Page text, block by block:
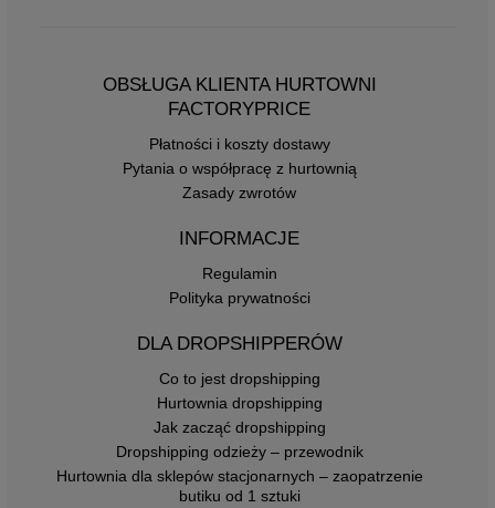
OBSŁUGA KLIENTA HURTOWNI
FACTORYPRICE
Płatności i koszty dostawy
Pytania o współpracę z hurtownią
Zasady zwrotów
INFORMACJE
Regulamin
Polityka prywatności
DLA DROPSHIPPERÓW
Co to jest dropshipping
Hurtownia dropshipping
Jak zacząć dropshipping
Dropshipping odzieży – przewodnik
Hurtownia dla sklepów stacjonarnych – zaopatrzenie
butiku od 1 sztuki